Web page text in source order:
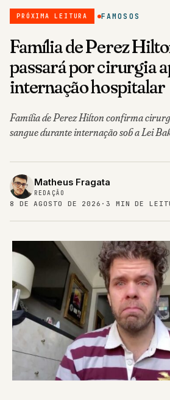
PRÓXIMA LEITURA FAMOSOS
Família de Perez
passará por cirurgia
internação hospitalar
Família de Perez Hilton confirma
sangue durante internação sob a Lei
Matheus Fragata
REDAÇÃO
8 DE AGOSTO DE 2026 · 3 MIN DE